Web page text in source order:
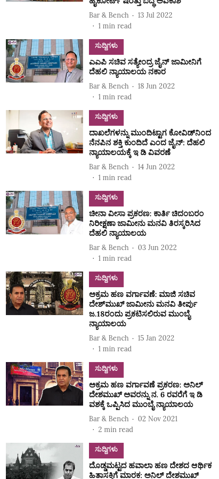
Bar & Bench
13 Jul 2022
1 min read
ಸುದ್ದಿಗಳು
ಎಎಪಿ ಸಚಿವ ಸತ್ಯೇಂದ್ರ ಜೈನ್ ಜಾಮೀನಿಗೆ
ದೆಹಲಿ ನ್ಯಾಯಾಲಯ ನಕಾರ
Bar & Bench
18 Jun 2022
1 min read
ಸುದ್ದಿಗಳು
ದಾಖಲೆಗಳನ್ನು ಮುಂದಿಟ್ಟಾಗ ಕೋವಿಡ್‌ನಿಂದ
ನೆನಪಿನ ಶಕ್ತಿ ಕುಂದಿದೆ ಎಂದ ಜೈನ್‌: ದೆಹಲಿ
ನ್ಯಾಯಾಲಯಕ್ಕೆ ಇ ಡಿ ವಿವರಣೆ
Bar & Bench
14 Jun 2022
1 min read
ಸುದ್ದಿಗಳು
ಚೀನಾ ವೀಸಾ ಪ್ರಕರಣ: ಕಾರ್ತಿ ಚಿದಂಬರಂ
ನಿರೀಕ್ಷಣಾ ಜಾಮೀನು ಮನವಿ ತಿರಸ್ಕರಿಸಿದ
ದೆಹಲಿ ನ್ಯಾಯಾಲಯ
Bar & Bench
03 Jun 2022
1 min read
ಸುದ್ದಿಗಳು
ಅಕ್ರಮ ಹಣ ವರ್ಗಾವಣೆ: ಮಾಜಿ ಸಚಿವ
ದೇಶ್‌ಮುಖ್‌ ಜಾಮೀನು ಮನವಿ ತೀರ್ಪು
ಜ.18ರಂದು ಪ್ರಕಟಿಸಲಿರುವ ಮುಂಬೈ
ನ್ಯಾಯಾಲಯ
Bar & Bench
15 Jan 2022
1 min read
ಸುದ್ದಿಗಳು
ಅಕ್ರಮ ಹಣ ವರ್ಗಾವಣೆ ಪ್ರಕರಣ: ಅನಿಲ್
ದೇಶಮುಖ್ ಅವರನ್ನು ನ. 6 ರವರೆಗೆ ಇ ಡಿ
ವಶಕ್ಕೆ ಒಪ್ಪಿಸಿದ ಮುಂಬೈ ನ್ಯಾಯಾಲಯ
Bar & Bench
02 Nov 2021
2 min read
ಸುದ್ದಿಗಳು
ದೊಡ್ಡಮಟ್ಟದ ಹವಾಲಾ ಹಣ ದೇಶದ ಆರ್ಥಿಕ
ಹಿತಾಸಕ್ತಿಗೆ ಮಾರಕ: ಅನಿಲ್‌ ದೇಶಮುಖ್‌